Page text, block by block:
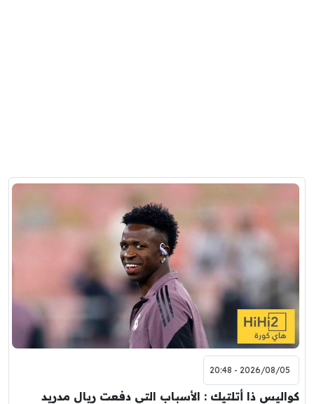
2026/08/05 - 20:48
كواليس ذا أتلتيك : الأسباب التي دفعت ريال مدريد